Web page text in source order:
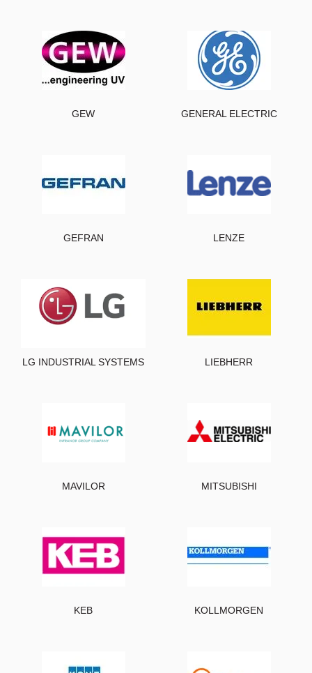
GEW GENERAL ELECTRIC
GEFRAN LENZE
LG INDUSTRIAL SYSTEMS LIEBHERR
MAVILOR MITSUBISHI
KEB KOLLMORGEN